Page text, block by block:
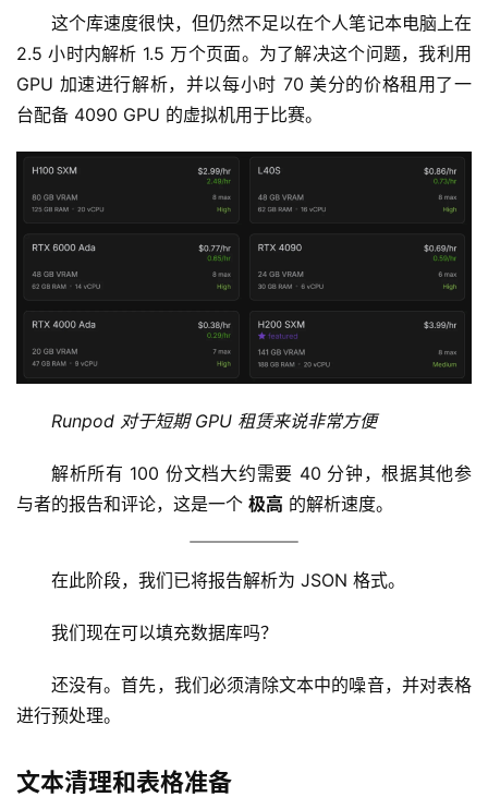
这个库速度很快，但仍然不足以在个人笔记本电脑上在
2.5 小时内解析 1.5 万个页面。为了解决这个问题，我利用
GPU 加速进行解析，并以每小时 70 美分的价格租用了一
台配备 4090 GPU 的虚拟机用于比赛。
Runpod 对于短期 GPU 租赁来说非常方便
解析所有 100 份文档大约需要 40 分钟，根据其他参
与者的报告和评论，这是一个 极高 的解析速度。
在此阶段，我们已将报告解析为 JSON 格式。
我们现在可以填充数据库吗？
还没有。首先，我们必须清除文本中的噪音，并对表格
进行预处理。
文本清理和表格准备